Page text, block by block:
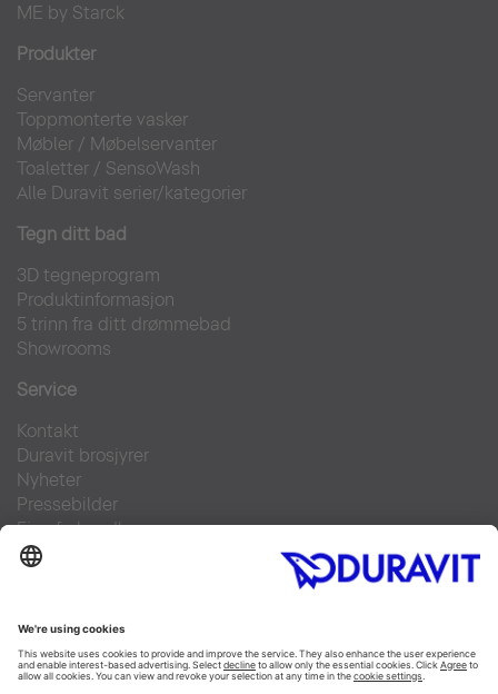
ME by Starck
Produkter
Servanter
Toppmonterte vasker
Møbler / Møbelservanter
Toaletter / SensoWash
Alle Duravit serier/kategorier
Tegn ditt bad
3D tegneprogram
Produktinformasjon
5 trinn fra ditt drømmebad
Showrooms
Service
Kontakt
Duravit brosjyrer
Nyheter
Pressebilder
Finn forhandler
Ofte stilte spørsmål
Facebook
Instagram
Pinterest
Flickr